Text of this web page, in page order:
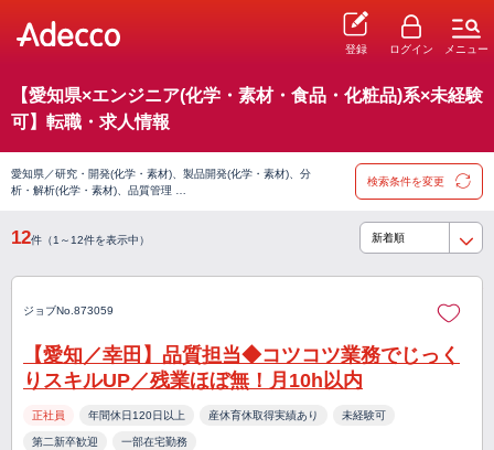
登録 ログイン メニュー
【愛知県×エンジニア(化学・素材・食品・化粧品)系×未経験
可】転職・求人情報
愛知県／研究・開発(化学・素材)、製品開発(化学・素材)、分
析・解析(化学・素材)、品質管理 …
検索条件を変更
12件（1～12件を表示中）
ジョブNo.873059
【愛知／幸田】品質担当◆コツコツ業務でじっく
りスキルUP／残業ほぼ無！月10h以内
正社員 年間休日120日以上 産休育休取得実績あり 未経験可
第二新卒歓迎 一部在宅勤務